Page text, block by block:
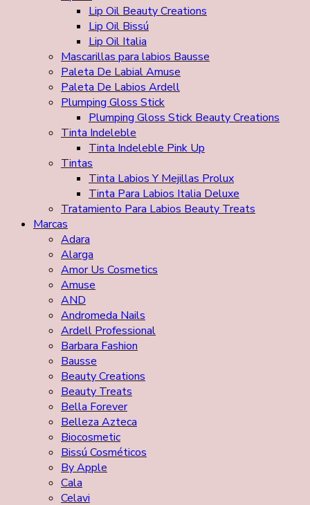
Lip Oil Beauty Creations
Lip Oil Bissú
Lip Oil Italia
Mascarillas para labios Bausse
Paleta De Labial Amuse
Paleta De Labios Ardell
Plumping Gloss Stick
Plumping Gloss Stick Beauty Creations
Tinta Indeleble
Tinta Indeleble Pink Up
Tintas
Tinta Labios Y Mejillas Prolux
Tinta Para Labios Italia Deluxe
Tratamiento Para Labios Beauty Treats
Marcas
Adara
Alarga
Amor Us Cosmetics
Amuse
AND
Andromeda Nails
Ardell Professional
Barbara Fashion
Bausse
Beauty Creations
Beauty Treats
Bella Forever
Belleza Azteca
Biocosmetic
Bissú Cosméticos
By Apple
Cala
Celavi